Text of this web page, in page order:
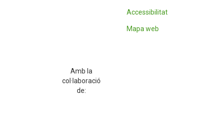
Accessibilitat
Mapa web
Amb la
col·laboració
de: